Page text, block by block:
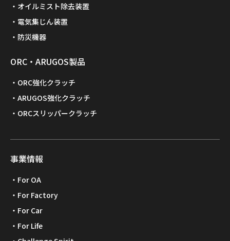
オイルミスト除去装置
電気集じん装置
防災機器
ORC・ARUGOS製品
ORC強化クラッチ
ARUGOS強化クラッチ
ORCスリッパークラッチ
事業情報
For OA
For Factory
For Car
For Life